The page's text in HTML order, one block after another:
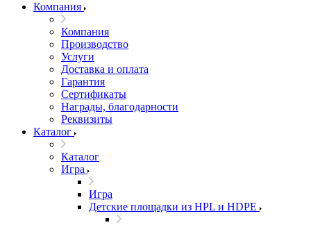
Компания
Компания
Производство
Услуги
Доставка и оплата
Гарантия
Сертификаты
Награды, благодарности
Реквизиты
Каталог
Каталог
Игра
Игра
Детские площадки из HPL и HDPE